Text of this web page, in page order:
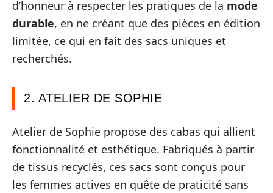
d’honneur à respecter les pratiques de la mode
durable, en ne créant que des pièces en édition
limitée, ce qui en fait des sacs uniques et
recherchés.
2. ATELIER DE SOPHIE
Atelier de Sophie propose des cabas qui allient
fonctionnalité et esthétique. Fabriqués à partir
de tissus recyclés, ces sacs sont conçus pour
les femmes actives en quête de praticité sans